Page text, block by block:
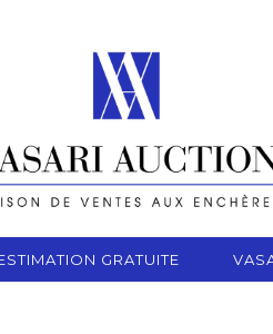
GRATUITE